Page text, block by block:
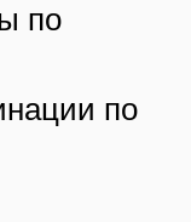
по
по